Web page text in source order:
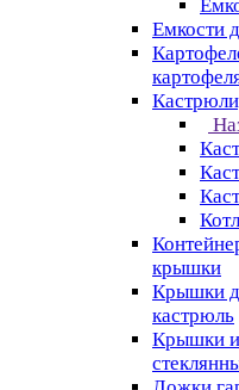
Емкости
крышки
Крышки
кастрюль
Крышки